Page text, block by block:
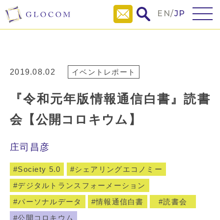
EN/JP
2019.08.02 イベントレポート
『令和元年版情報通信白書』読書
会【公開コロキウム】
庄司昌彦
Society 5.0
シェアリングエコノミー
デジタルトランスフォーメーション
パーソナルデータ
情報通信白書
読書会
公開コロキウム